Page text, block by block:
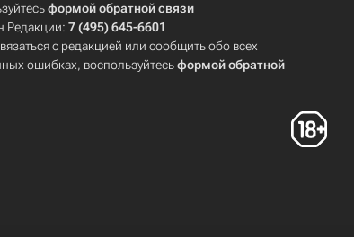
формой обратной связи
Редакции:7 (495) 645-6601
с редакцией или сообщить обо всех
ошибках, воспользуйтесьформой обратной